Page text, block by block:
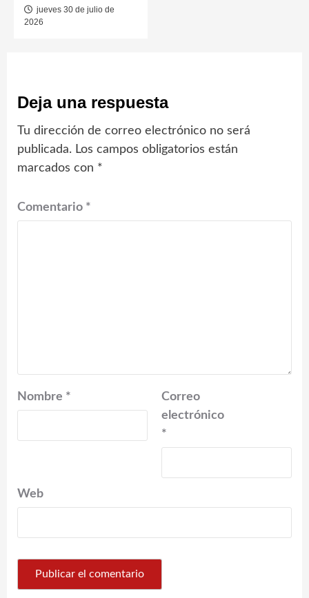
jueves 30 de julio de
2026
Deja una respuesta
Tu dirección de correo electrónico no será
publicada. Los campos obligatorios están
marcados con *
Comentario *
Nombre *
Correo
electrónico
*
Web